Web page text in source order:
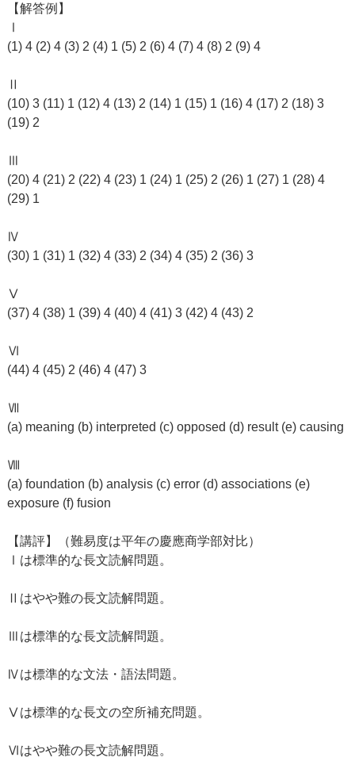
【解答例】
Ⅰ
(1) 4 (2) 4 (3) 2 (4) 1 (5) 2 (6) 4 (7) 4 (8) 2 (9) 4
Ⅱ
(10) 3 (11) 1 (12) 4 (13) 2 (14) 1 (15) 1 (16) 4 (17) 2 (18) 3
(19) 2
Ⅲ
(20) 4 (21) 2 (22) 4 (23) 1 (24) 1 (25) 2 (26) 1 (27) 1 (28) 4
(29) 1
Ⅳ
(30) 1 (31) 1 (32) 4 (33) 2 (34) 4 (35) 2 (36) 3
Ⅴ
(37) 4 (38) 1 (39) 4 (40) 4 (41) 3 (42) 4 (43) 2
Ⅵ
(44) 4 (45) 2 (46) 4 (47) 3
Ⅶ
(a) meaning (b) interpreted (c) opposed (d) result (e) causing
Ⅷ
(a) foundation (b) analysis (c) error (d) associations (e)
exposure (f) fusion
【講評】（難易度は平年の慶應商学部対比）
Ⅰは標準的な長文読解問題。
Ⅱはやや難の長文読解問題。
Ⅲは標準的な長文読解問題。
Ⅳは標準的な文法・語法問題。
Ⅴは標準的な長文の空所補充問題。
Ⅵはやや難の長文読解問題。